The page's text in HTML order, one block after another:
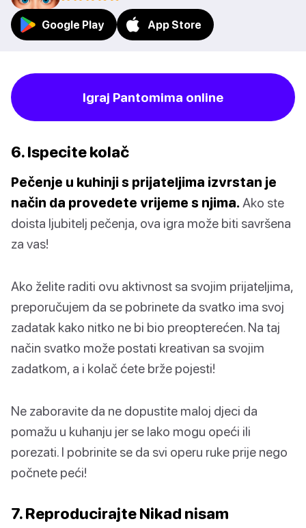
Google Play App Store
Igraj Pantomima online
6. Ispecite kolač
Pečenje u kuhinji s prijateljima izvrstan je
način da provedete vrijeme s njima. Ako ste
doista ljubitelj pečenja, ova igra može biti savršena
za vas!
Ako želite raditi ovu aktivnost sa svojim prijateljima,
preporučujem da se pobrinete da svatko ima svoj
zadatak kako nitko ne bi bio preopterećen. Na taj
način svatko može postati kreativan sa svojim
zadatkom, a i kolač ćete brže pojesti!
Ne zaboravite da ne dopustite maloj djeci da
pomažu u kuhanju jer se lako mogu opeći ili
porezati. I pobrinite se da svi operu ruke prije nego
počnete peći!
7. Reproducirajte Nikad nisam